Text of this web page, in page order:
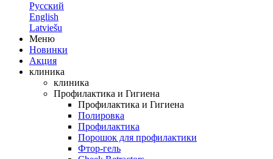
Русский
English
Latviešu
Меню
Новинки
Акция
клиника
клиника
Профилактика и Гигиена
Профилактика и Гигиена
Полировка
Профилактика
Порошок для профилактики
Фтор-гель